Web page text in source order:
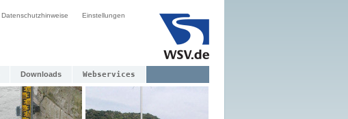
Datenschutzhinweise Einstellungen
Downloads Webservices